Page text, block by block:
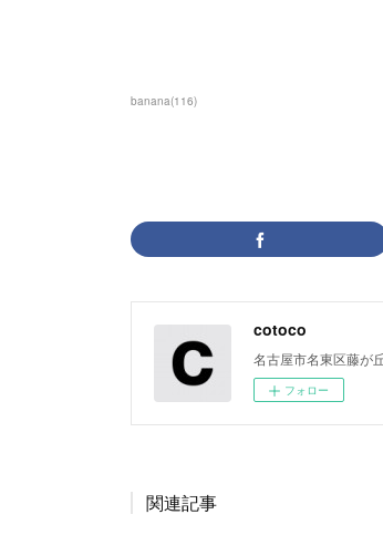
banana(116)
cotoco
名古屋市名東区藤が
フォロー
関連記事